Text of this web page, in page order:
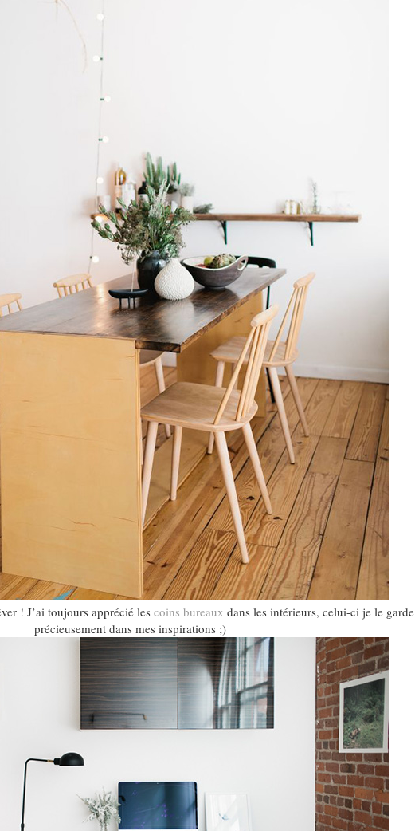
! J’ai toujours apprécié les coins bureaux dans les intérieurs, celui-ci je le garde
précieusement dans mes inspirations ;)